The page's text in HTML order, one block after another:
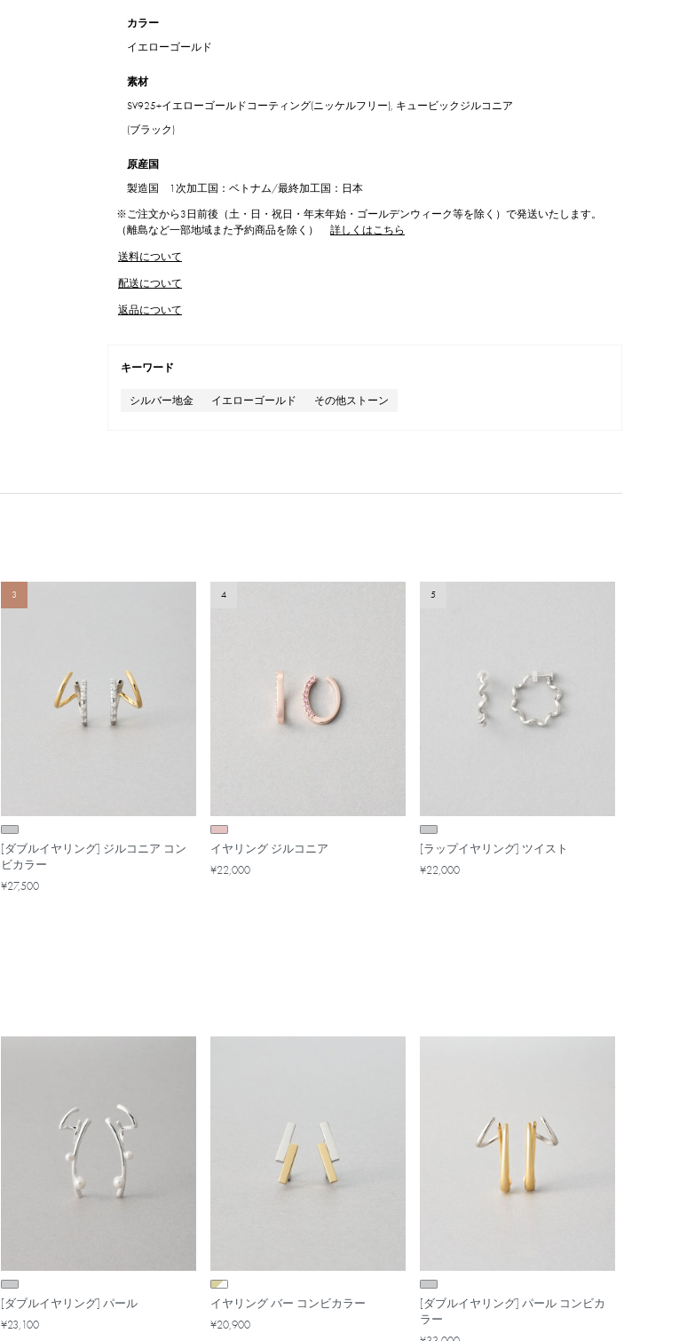
カラー
イエローゴールド
素材
SV925+イエローゴールドコーティング(ニッケルフリー), キュービックジルコニア
(ブラック)
原産国
製造国 1次加工国：ベトナム/最終加工国：日本
※ご注文から3日前後（土・日・祝日・年末年始・ゴールデンウィーク等を除く）で発送いたします。
（離島など一部地域また予約商品を除く）
詳しくはこちら
送料について
配送について
返品について
キーワード
シルバー地金 イエローゴールド その他ストーン
3
[ダブルイヤリング] ジルコニア コン
ビカラー
¥27,500
4
イヤリング ジルコニア
¥22,000
5
[ラップイヤリング] ツイスト
¥22,000
[ダブルイヤリング] パール
¥23,100
イヤリング バー コンビカラー
¥20,900
[ダブルイヤリング] パール コンビカ
ラー